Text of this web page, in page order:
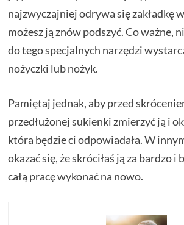
najzwyczajniej odrywa się zakładkę
możesz ją znów podszyć. Co ważne,
do tego specjalnych narzędzi
nożyczki lub nożyk.
Pamiętaj jednak, aby przed
przedłużonej sukienki zmierzyć ją i
która będzie ci odpowiadała. W
okazać się, że skróciłaś ją za bardzo i
całą pracę wykonać na nowo.